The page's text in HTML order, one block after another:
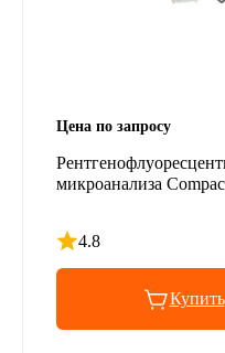
Цена по запросу
микроанализа
4.8
Рейтинг 4.8 из 5
Купить